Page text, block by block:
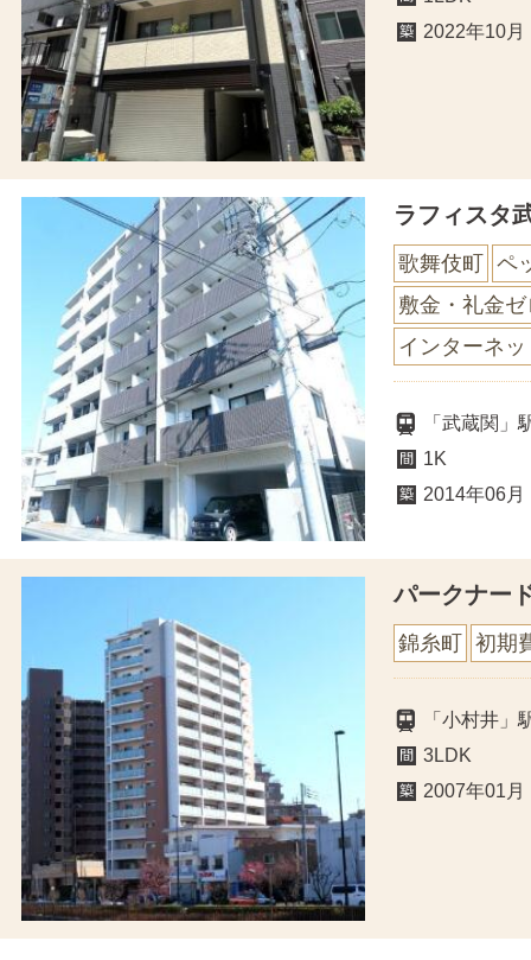
2022年10月
ラフィスタ
歌舞伎町
ペ
敷金・礼金ゼ
インターネ
「武蔵関
1K
2014年06月
パークナー
錦糸町 初期
「小村井
3LDK
2007年01月